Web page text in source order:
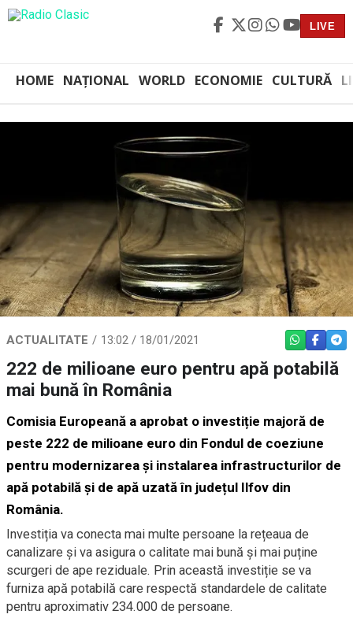
LIVE
HOME NAȚIONAL WORLD ECONOMIE CULTURĂ
ACTUALITATE 13:02 / 18/01/2021 WHATSAPP
222 de milioane euro pentru apă potabilă
mai bună în România
Comisia Europeană a aprobat o investiție majoră de
peste 222 de milioane euro din Fondul de coeziune
pentru modernizarea și instalarea infrastructurilor de
apă potabilă și de apă uzată în județul Ilfov din
România.
Investiția va conecta mai multe persoane la rețeaua de
canalizare și va asigura o calitate mai bună și mai puține
scurgeri de ape reziduale. Prin această investiție se va
furniza apă potabilă care respectă standardele de calitate
pentru aproximativ 234.000 de persoane.